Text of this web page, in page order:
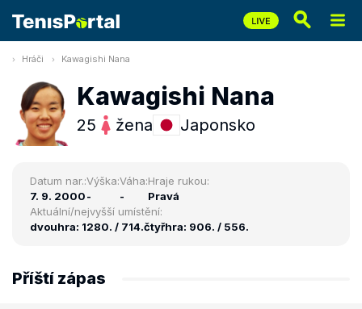
Hráči Kawagishi Nana
Kawagishi Nana
25 žena Japonsko
Datum nar.:
7. 9. 2000
Výška:
-
Váha:
-
Hraje rukou:
Pravá
Aktuální/nejvyšší umístění:
dvouhra: 1280. / 714.čtyřhra: 906. / 556.
Příští zápas